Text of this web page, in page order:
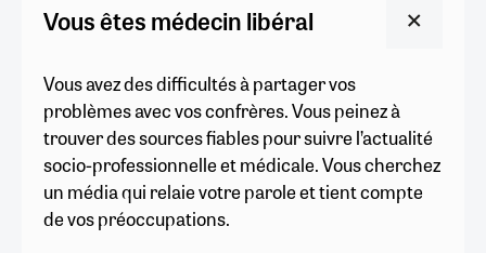
Vous êtes médecin libéral
Vous avez des difficultés à partager vos
problèmes avec vos confrères. Vous peinez à
trouver des sources fiables pour suivre l’actualité
socio-professionnelle et médicale. Vous cherchez
un média qui relaie votre parole et tient compte
de vos préoccupations.